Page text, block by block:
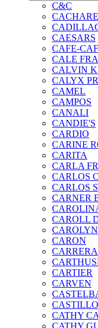
C&C
CAESARS
CAFE-
CALE
CALVIN
CALYX
CAMEL
CAMPOS
CANALI
CANDIE'S
CARDIO
CARINE
CARITA
CARLA
CARLOS
CARLOS
CARNER
CAROLL
CARON
CARRERA
CARTIER
CARVEN
CATHY
CATHY